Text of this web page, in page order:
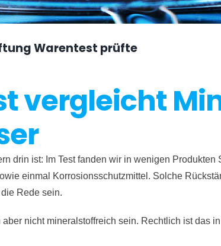
Warentest prüfte
vergleicht
drin ist: Im Test fanden wir in wenigen
einmal Korrosions­schutz­mittel. Solche
Rede sein.
nicht mineral­stoff­reich sein. Recht­lich ist das